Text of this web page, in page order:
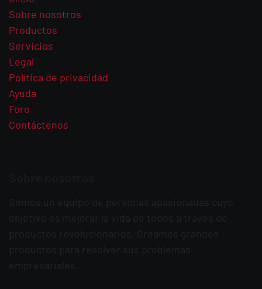
Sobre nosotros
Productos
Servicios
Legal
Política de privacidad
Ayuda
Foro
Contáctenos
Somos un equipo de personas apasionadas cuyo
objetivo es mejorar la vida de todos a través de
productos revolucionarios. Creamos grandes
productos para resolver sus problemas
empresariales.